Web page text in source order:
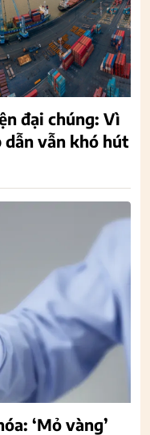
đại chúng: Vì
dẫn vẫn khó hút
‘Mỏ vàng’